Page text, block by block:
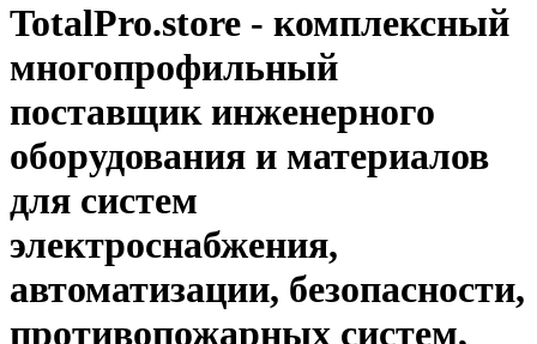
TotalPro.store - комплексный
многопрофильный
поставщик инженерного
оборудования и материалов
для систем
электроснабжения,
автоматизации, безопасности,
противопожарных систем,